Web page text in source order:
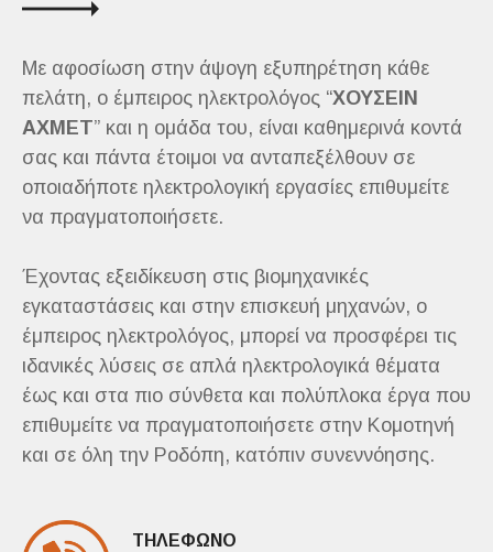
Με αφοσίωση στην άψογη εξυπηρέτηση κάθε
πελάτη, ο έμπειρος ηλεκτρολόγος “ΧΟΥΣΕΙΝ
ΑΧМЕТ” και η ομάδα του, είναι καθημερινά κοντά
σας και πάντα έτοιμοι να ανταπεξέλθουν σε
οποιαδήποτε ηλεκτρολογική εργασίες επιθυμείτε
να πραγματοποιήσετε.
Έχοντας εξειδίκευση στις βιομηχανικές
εγκαταστάσεις και στην επισκευή μηχανών, ο
έμπειρος ηλεκτρολόγος, μπορεί να προσφέρει τις
ιδανικές λύσεις σε απλά ηλεκτρολογικά θέματα
έως και στα πιο σύνθετα και πολύπλοκα έργα που
επιθυμείτε να πραγματοποιήσετε στην Κομοτηνή
και σε όλη την Ροδόπη, κατόπιν συνεννόησης.
ΤΗΛΕΦΩΝΟ